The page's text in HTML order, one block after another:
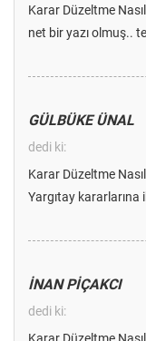
Karar Düzeltme
net bir yazı olmuş..
GÜLBÜKE ÜNAL
dedi ki:
Karar Düzeltme
Yargıtay kararlarına
İNAN PİÇAKCI
dedi ki: